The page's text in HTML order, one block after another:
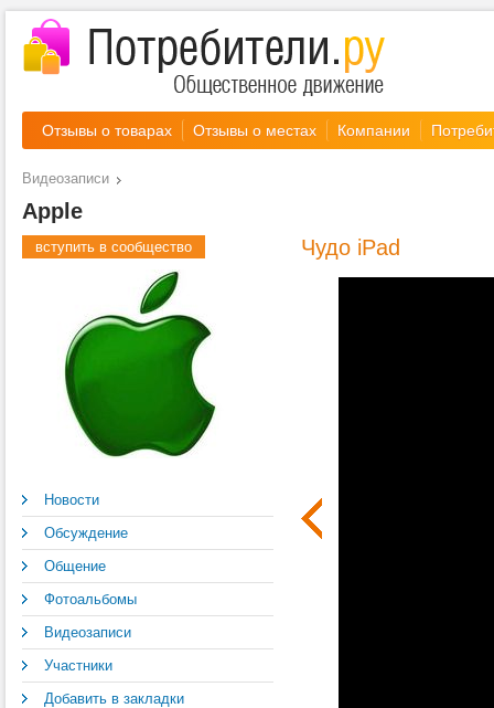
Отзывы о товарах Отзывы о местах Компании
Видеозаписи
Apple
вступить в сообщество
Новости
Обсуждение
Общение
Фотоальбомы
Видеозаписи
Участники
Добавить в закладки
Чудо iPad